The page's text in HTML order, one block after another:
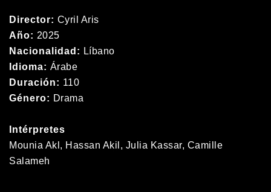
Director: Cyril Aris
Año: 2025
Nacionalidad: Líbano
Idioma: Árabe
Duración: 110
Género: Drama
Intérpretes
Mounia Akl, Hassan Akil, Julia Kassar, Camille
Salameh